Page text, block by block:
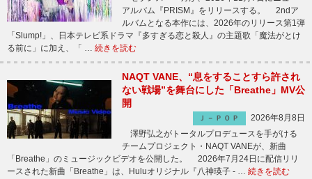
アルバム『PRISM』をリリースする。 2ndア
ルバムとなる本作には、2026年のリリース第1弾
「Slump!」、日本テレビ系ドラマ『多すぎる恋と殺人』の主題歌「魔法がとけ
る前に」に加え、「 … 続きを読む
NAQT VANE、“息をすることすら許され
ない戦場”を舞台にした「Breathe」MV公
開
Ｊ－ＰＯＰ
2026年8月8日
澤野弘之がトータルプロデュースを手がける
チームプロジェクト・NAQT VANEが、新曲
「Breathe」のミュージックビデオを公開した。 2026年7月24日に配信リリ
ースされた新曲「Breathe」は、Huluオリジナル『八神瑛子 - … 続きを読む